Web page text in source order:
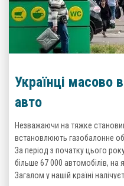
Українці масово
авто
Незважаючи на тяжке
встановлюють газобалонне
За період з початку цього
більше 67 000 автомобілів,
Загалом у нашій країні